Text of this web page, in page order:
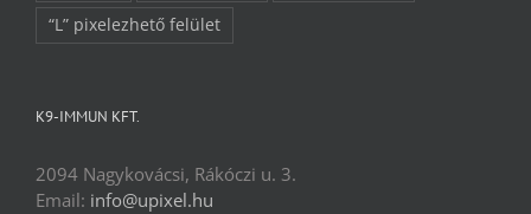
“L” pixelezhető felület
K9-IMMUN KFT.
2094 Nagykovácsi, Rákóczi u. 3.
Email: info@upixel.hu